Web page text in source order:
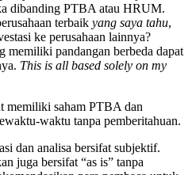
dibanding PTBA atau HRUM.
terbaik yang saya tahu,
ke perusahaan lainnya?
pandangan berbeda dapat
This is all based solely on my
memiliki saham PTBA dan
waktu tanpa pemberitahuan.
dan analisa bersifat subjektif.
juga bersifat “as is” tanpa